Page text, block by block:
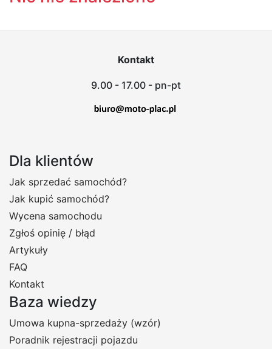
Kontakt
9.00 - 17.00 - pn-pt
Dla klientów
Jak sprzedać samochód?
Jak kupić samochód?
Wycena samochodu
Zgłoś opinię / błąd
Artykuły
FAQ
Kontakt
Baza wiedzy
Umowa kupna-sprzedaży (wzór)
Poradnik rejestracji pojazdu